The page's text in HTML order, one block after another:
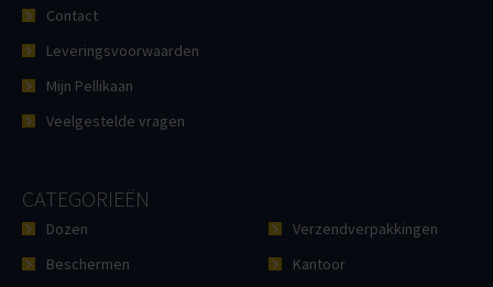
Contact
Leveringsvoorwaarden
Mijn Pellikaan
Veelgestelde vragen
CATEGORIEËN
Dozen
Beschermen
Verzendverpakkingen
Kantoor